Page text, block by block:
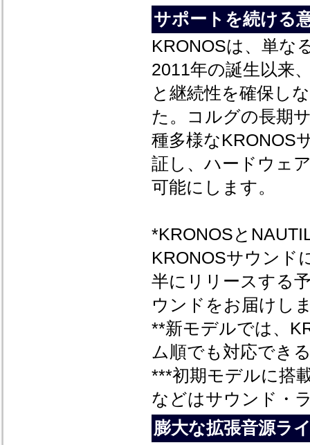
サポートを続ける
KRONOSは、単な
2011年の誕生以来
と継続性を確保し
た。コルグの長期
種多様なKRONOS
証し、ハードウェ
可能にします。
*KRONOSと
KRONOSサウンド
半にリリースする
ウンドをお届けし
**新モデルでは、
ム順でも対応でき
***初期モデルに搭
などはサウンド・
膨大な拡張音源ラ